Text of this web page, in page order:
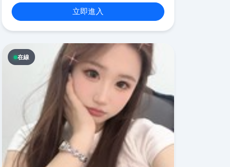
立即進入
在線